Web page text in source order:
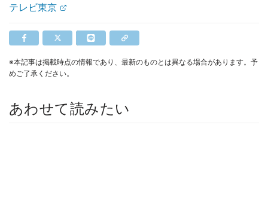
テレビ東京
※本記事は掲載時点の情報であり、最新のものとは異なる場合があります。予
めご了承ください。
あわせて読みたい